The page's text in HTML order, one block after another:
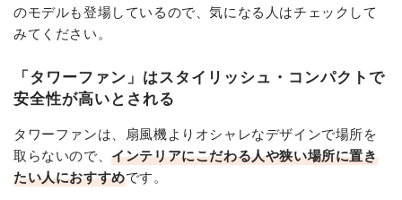
のモデルも登場しているので、気になる人はチェックして
みてください。
「タワーファン」はスタイリッシュ・コンパクトで
安全性が高いとされる
タワーファンは、扇風機よりオシャレなデザインで場所を
取らないので、インテリアにこだわる人や狭い場所に置き
たい人におすすめです。